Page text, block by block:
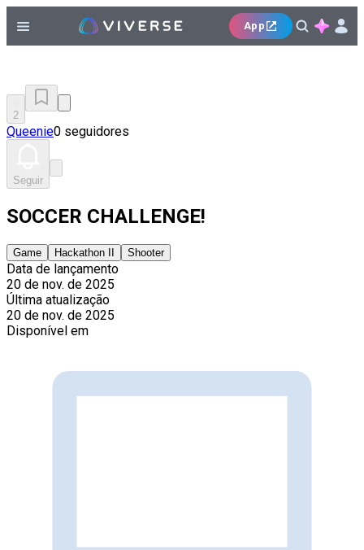
App
2
Queenie0 seguidores
Seguir
SOCCER CHALLENGE!
Game Hackathon II Shooter
Data de lançamento
20 de nov. de 2025
Última atualização
20 de nov. de 2025
Disponível em